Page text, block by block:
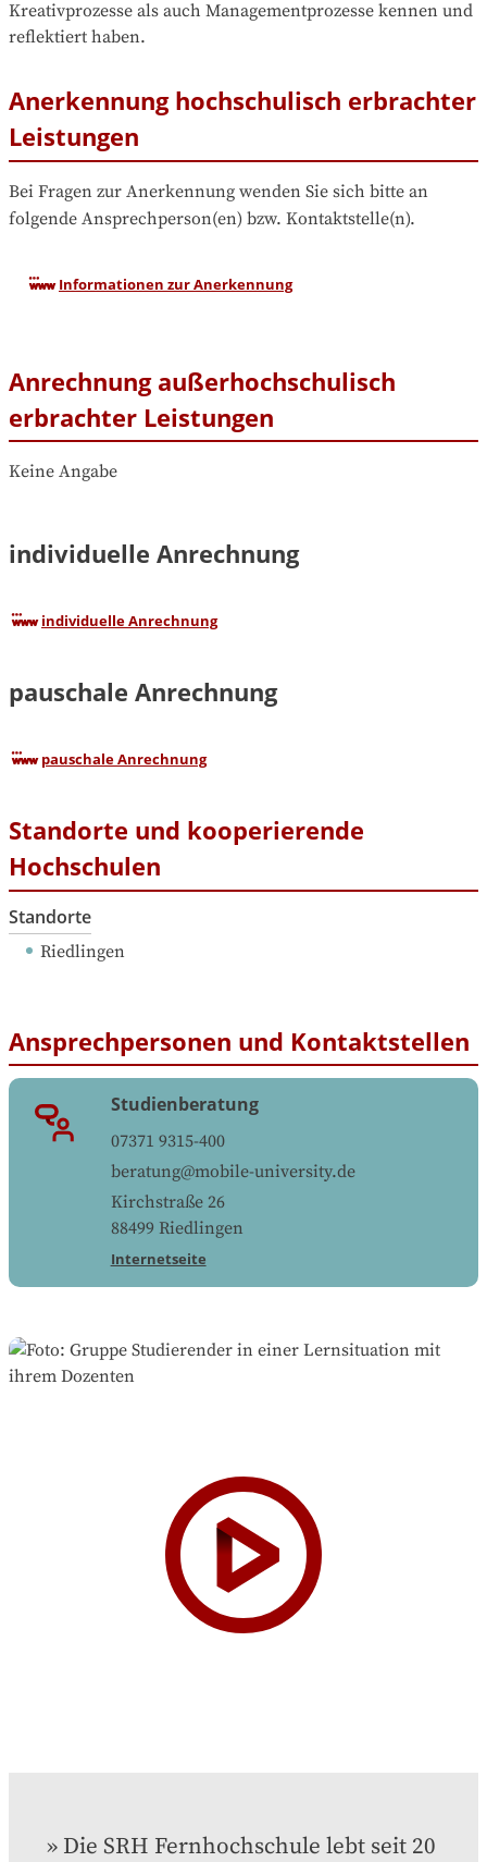
Kreativprozesse als auch Managementprozesse kennen und
reflektiert haben.
Anerkennung hochschulisch erbrachter
Leistungen
Bei Fragen zur Anerkennung wenden Sie sich bitte an
folgende Ansprechperson(en) bzw. Kontaktstelle(n).
Informationen zur Anerkennung
Anrechnung außerhochschulisch
erbrachter Leistungen
Keine Angabe
individuelle Anrechnung
individuelle Anrechnung
pauschale Anrechnung
pauschale Anrechnung
Standorte und kooperierende
Hochschulen
Standorte
Riedlingen
Ansprechpersonen und Kontaktstellen
Studienberatung
07371 9315-400
beratung@mobile-university.de
Kirchstraße 26
88499 Riedlingen
Internetseite
Die SRH Fernhochschule lebt seit 20